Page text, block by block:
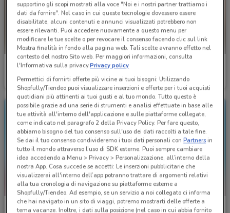
I Grandi Viaggi
Scade il 31/03 1.5 km Scade il 31/10
I Grandi Viaggi I Grandi Viaggi
supportino gli scopi mostrati alla voce "Noi e i nostri partner trattiamo i
dati da fornire". Nel caso in cui queste tecnologie dovessero essere
disabilitate, alcuni contenuti e annunci visualizzati potrebbero non
essere rilevanti. Puoi accedere nuovamente a questo menu per
modificare le tue scelte o per revocare il consenso facendo clic sul link
Mostra finalità in fondo alla pagina web. Tali scelte avranno effetto nel
contesto del nostro Sito web. Per maggiori informazioni, consulta
l'Informativa sulla privacy.Privacy policy
Permettici di fornirti offerte più vicine ai tuoi bisogni: Utilizzando
Shopfully/Tiendeo puoi visualizzare inserzioni e offerte per i tuoi acquisti
quotidiani più attinenti ai tuoi gusti e al tuo mondo. Tutto questo è
possibile grazie ad una serie di strumenti e analisi effettuate in base alle
tue attività all'interno dell'applicazione e sulle piattaforme collegate,
come indicato nel paragrafo 2 della Privacy Policy. Per fare questo,
abbiamo bisogno del tuo consenso sull'uso dei dati raccolti a tale fine.
Se dai il tuo consenso condivideremo i tuoi dati personali conPartnersin
tutto il mondo attraverso l’uso di SDK esterne. Puoi sempre cambiare
idea accedendo a Menu > Privacy > Personalizzazione, all’interno della
nostra App. Cosa succede se accetti: Le inserzioni pubblicitarie che
visualizzerai all'interno dell’app potranno trattare di argomenti relativi
alla tua cronologia di navigazione su piattaforme esterne a
Shopfully/Tiendeo. Ad esempio, se un servizio a noi collegato ci informa
che hai navigato in un sito di viaggi, potremo mostrarti delle offerte a
tema vacanze. Inoltre, i dati sulla posizione (nel caso in cui abbia fornito